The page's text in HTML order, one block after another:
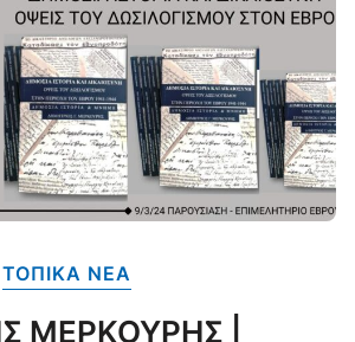
ΤΟΠΙΚΑ NEA
ΜΕΡΚΟΥΡΗΣ |